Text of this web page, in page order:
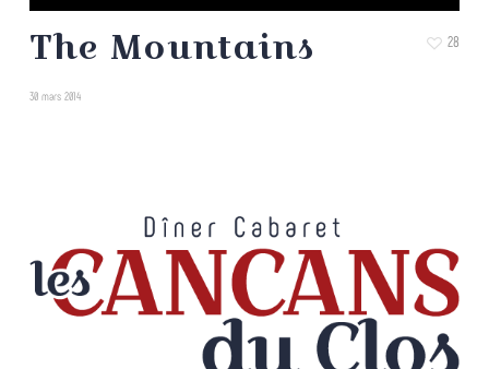
The Mountains
30 mars 2014
28